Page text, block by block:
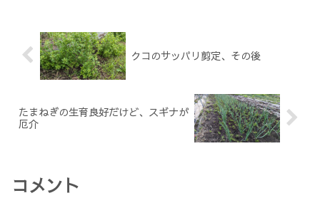
クコのサッパリ剪定、その後
たまねぎの生育良好だけど、スギナが
厄介
コメント